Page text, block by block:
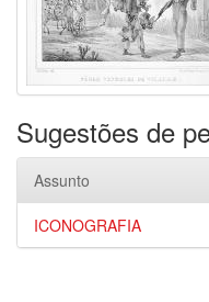
Sugestões de
Assunto
ICONOGRAFIA